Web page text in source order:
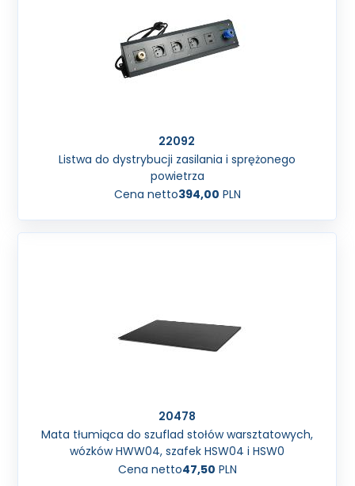
22092
Listwa do dystrybucji zasilania i sprężonego
powietrza
Cena netto394,00 PLN
20478
Mata tłumiąca do szuflad stołów warsztatowych,
wózków HWW04, szafek HSW04 i HSW0
Cena netto47,50 PLN